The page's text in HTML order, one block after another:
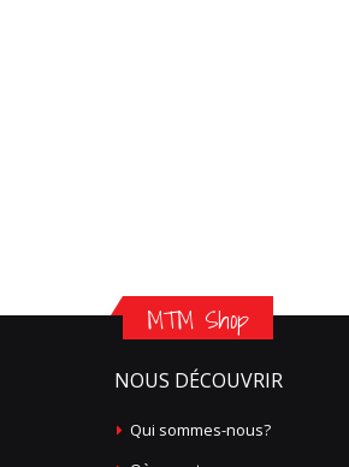
MTM Shop
NOUS DÉCOUVRIR
Qui sommes-nous?